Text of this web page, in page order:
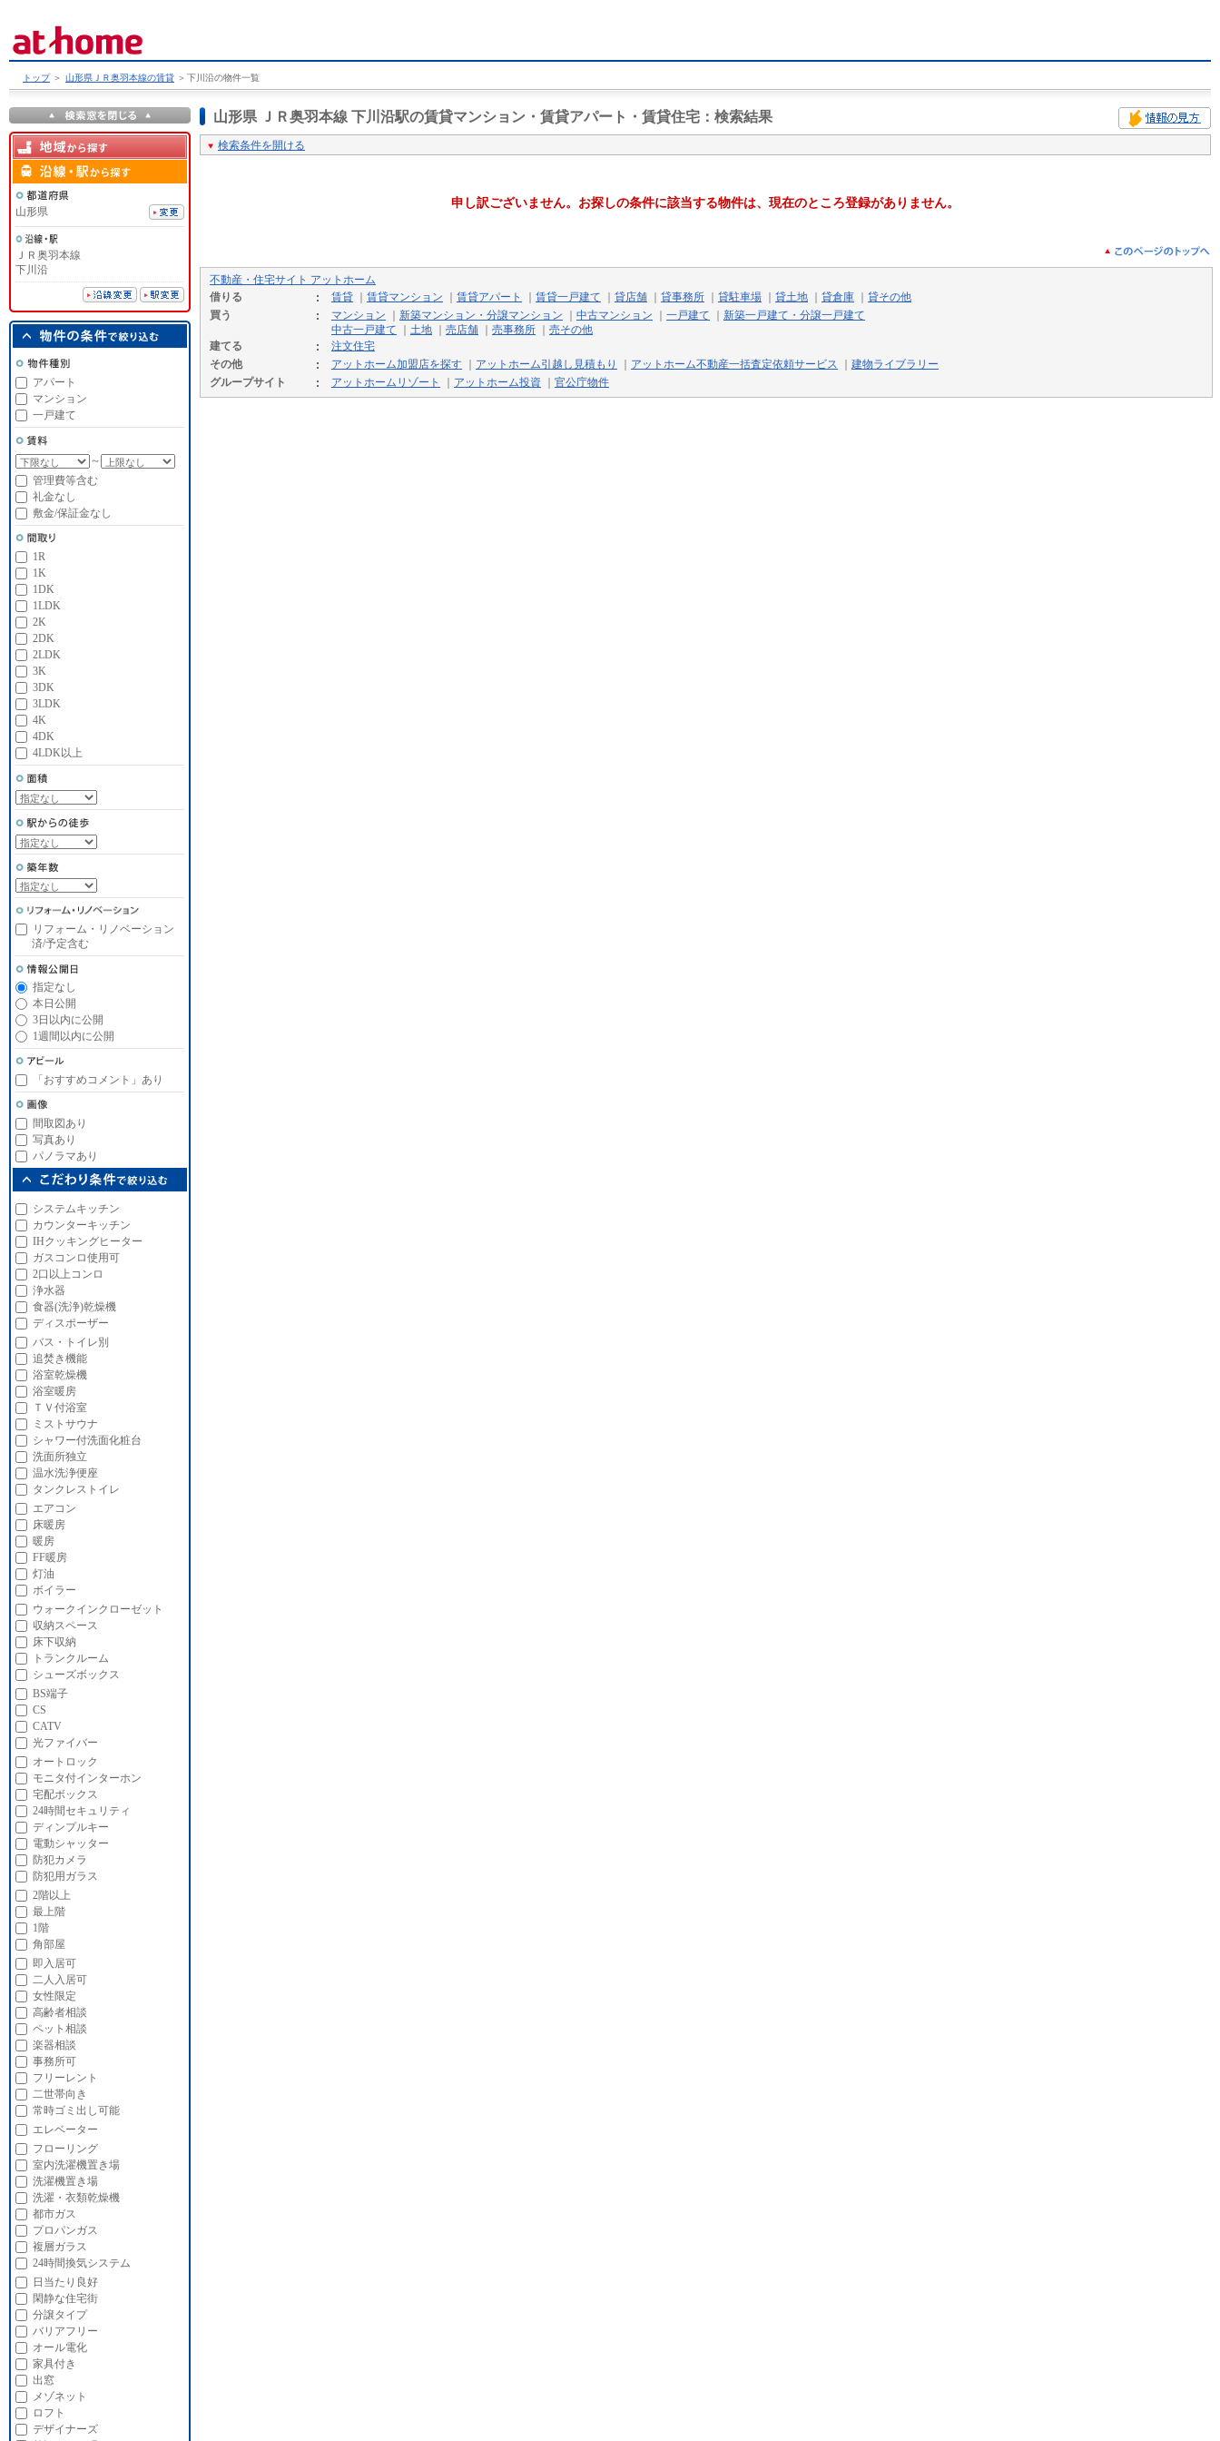
トップ ＞ 山形県ＪＲ奥羽本線の賃貸 ＞ 下川沿の物件一覧
山形県 ＪＲ奥羽本線 下川沿駅の賃貸マンション・賃貸アパート・賃貸住宅 ：検索結果
検索条件を開ける
申し訳ございません。お探しの条件に該当する物件は、現在のところ登録がありません。
不動産・住宅サイト アットホーム
借りる
賃貸 賃貸マンション 賃貸アパート 賃貸一戸建て 貸店舗 貸事務所 貸駐車場 貸土地 貸倉庫
貸その他
買う
マンション 新築マンション・分譲マンション 中古マンション 一戸建て
新築一戸建て・分譲一戸建て
中古一戸建て
土地 売店舗 売事務所
売その他
建てる
注文住宅
その他
アットホーム加盟店を探す アットホーム引越し見積もり アットホーム不動産一括査定依頼サービス
建物ライブラリー
グループサイト
アットホームリゾート アットホーム投資 官公庁物件
山形県
ＪＲ奥羽本線
下川沿
アパート
マンション
一戸建て
～
管理費等含む
礼金なし
敷金/保証金なし
1R
1K
1DK
1LDK
2K
2DK
2LDK
3K
3DK
3LDK
4K
4DK
4LDK以上
リフォーム・リノベーション
済/予定含む
指定なし
本日公開
3日以内に公開
1週間以内に公開
「おすすめコメント」あり
間取図あり
写真あり
パノラマあり
システムキッチン
カウンターキッチン
IHクッキングヒーター
ガスコンロ使用可
2口以上コンロ
浄水器
食器(洗浄)乾燥機
ディスポーザー
バス・トイレ別
追焚き機能
浴室乾燥機
浴室暖房
ＴＶ付浴室
ミストサウナ
シャワー付洗面化粧台
洗面所独立
温水洗浄便座
タンクレストイレ
エアコン
床暖房
暖房
FF暖房
灯油
ボイラー
ウォークインクローゼット
収納スペース
床下収納
トランクルーム
シューズボックス
BS端子
CS
CATV
光ファイバー
オートロック
モニタ付インターホン
宅配ボックス
24時間セキュリティ
ディンプルキー
電動シャッター
防犯カメラ
防犯用ガラス
2階以上
最上階
1階
角部屋
即入居可
二人入居可
女性限定
高齢者相談
ペット相談
楽器相談
事務所可
フリーレント
二世帯向き
常時ゴミ出し可能
エレベーター
フローリング
室内洗濯機置き場
洗濯機置き場
洗濯・衣類乾燥機
都市ガス
プロパンガス
複層ガラス
24時間換気システム
日当たり良好
閑静な住宅街
分譲タイプ
バリアフリー
オール電化
家具付き
出窓
メゾネット
ロフト
デザイナーズ